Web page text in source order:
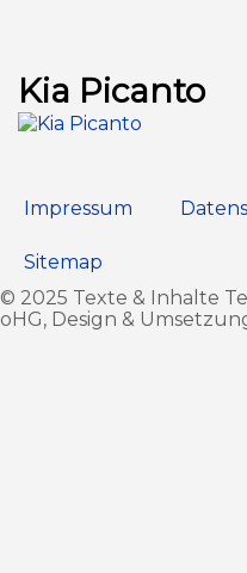
Kia Picanto
Impressum
Sitemap
© 2025 Texte & Inhalte
oHG, Design &